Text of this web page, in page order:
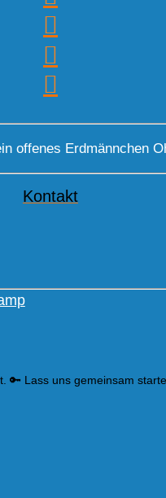
offenes Erdmännchen
Kontakt
🔑 Lass uns gemeinsam